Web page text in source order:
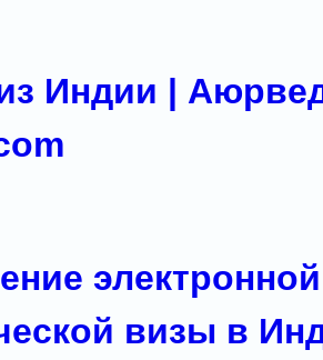
Индии |
электронной
визы в